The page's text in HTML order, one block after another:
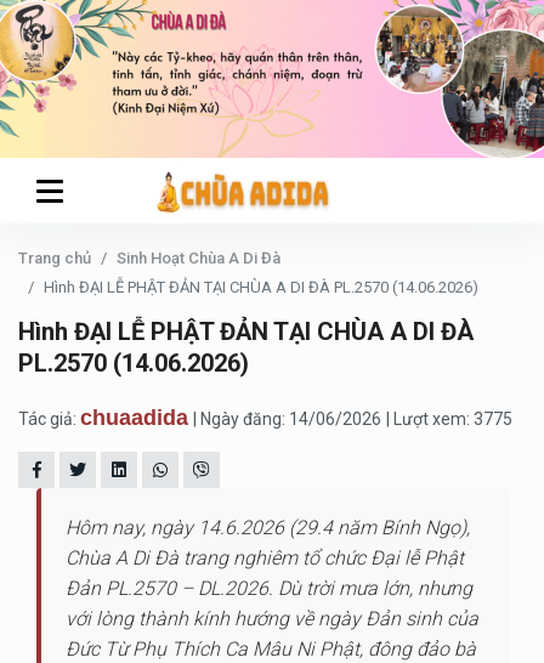
Trang chủ
Sinh Hoạt Chùa A Di Đà
Hình ĐẠI LỄ PHẬT ĐẢN TẠI CHÙA A DI ĐÀ PL.2570 (14.06.2026)
Hình ĐẠI LỄ PHẬT ĐẢN TẠI CHÙA A DI ĐÀ
PL.2570 (14.06.2026)
Tác giả: chuaadida | Ngày đăng: 14/06/2026 | Lượt xem: 3775
Hôm nay, ngày 14.6.2026 (29.4 năm Bính Ngọ),
Chùa A Di Đà trang nghiêm tổ chức Đại lễ Phật
Đản PL.2570 – DL.2026. Dù trời mưa lớn, nhưng
với lòng thành kính hướng về ngày Đản sinh của
Đức Từ Phụ Thích Ca Mâu Ni Phật, đông đảo bà